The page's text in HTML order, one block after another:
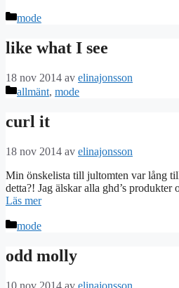
Kategorier
mode
like what I see
18 nov 2014 av elinajonsson
Kategorier
allmänt, mode
curl it
18 nov 2014 av elinajonsson
Min önskelista till jultomten var lång
detta?! Jag älskar alla ghd’s
Läs mer
Kategorier
mode
odd molly
10 nov 2014 av elinajonsson